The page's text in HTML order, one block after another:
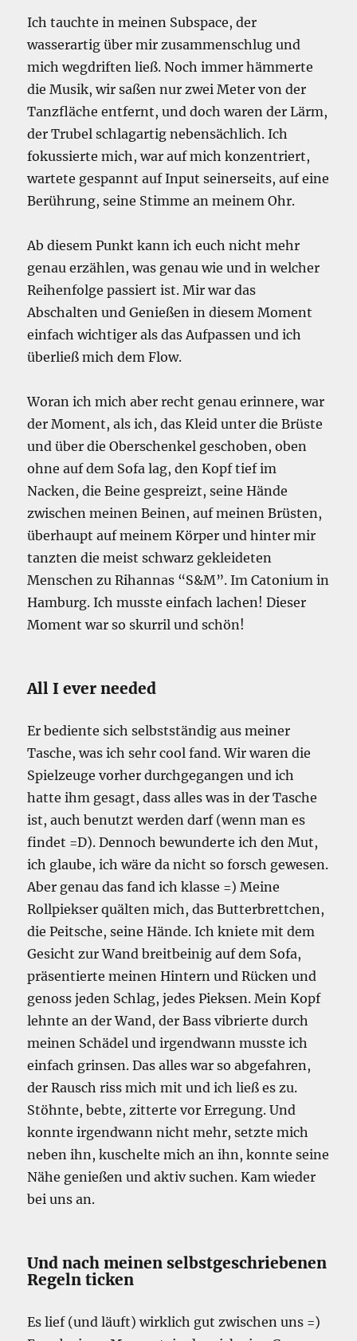
Ich tauchte in meinen Subspace, der
wasserartig über mir zusammenschlug und
mich wegdriften ließ. Noch immer hämmerte
die Musik, wir saßen nur zwei Meter von der
Tanzfläche entfernt, und doch waren der Lärm,
der Trubel schlagartig nebensächlich. Ich
fokussierte mich, war auf mich konzentriert,
wartete gespannt auf Input seinerseits, auf eine
Berührung, seine Stimme an meinem Ohr.
Ab diesem Punkt kann ich euch nicht mehr
genau erzählen, was genau wie und in welcher
Reihenfolge passiert ist. Mir war das
Abschalten und Genießen in diesem Moment
einfach wichtiger als das Aufpassen und ich
überließ mich dem Flow.
Woran ich mich aber recht genau erinnere, war
der Moment, als ich, das Kleid unter die Brüste
und über die Oberschenkel geschoben, oben
ohne auf dem Sofa lag, den Kopf tief im
Nacken, die Beine gespreizt, seine Hände
zwischen meinen Beinen, auf meinen Brüsten,
überhaupt auf meinem Körper und hinter mir
tanzten die meist schwarz gekleideten
Menschen zu Rihannas “S&M”. Im Catonium in
Hamburg. Ich musste einfach lachen! Dieser
Moment war so skurril und schön!
All I ever needed
Er bediente sich selbstständig aus meiner
Tasche, was ich sehr cool fand. Wir waren die
Spielzeuge vorher durchgegangen und ich
hatte ihm gesagt, dass alles was in der Tasche
ist, auch benutzt werden darf (wenn man es
findet =D). Dennoch bewunderte ich den Mut,
ich glaube, ich wäre da nicht so forsch gewesen.
Aber genau das fand ich klasse =) Meine
Rollpiekser quälten mich, das Butterbrettchen,
die Peitsche, seine Hände. Ich kniete mit dem
Gesicht zur Wand breitbeinig auf dem Sofa,
präsentierte meinen Hintern und Rücken und
genoss jeden Schlag, jedes Pieksen. Mein Kopf
lehnte an der Wand, der Bass vibrierte durch
meinen Schädel und irgendwann musste ich
einfach grinsen. Das alles war so abgefahren,
der Rausch riss mich mit und ich ließ es zu.
Stöhnte, bebte, zitterte vor Erregung. Und
konnte irgendwann nicht mehr, setzte mich
neben ihn, kuschelte mich an ihn, konnte seine
Nähe genießen und aktiv suchen. Kam wieder
bei uns an.
Und nach meinen selbstgeschriebenen
Regeln ticken
Es lief (und läuft) wirklich gut zwischen uns =)